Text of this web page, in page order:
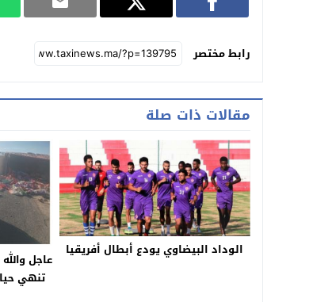
رابط مختصر
مقالات ذات صلة
الوداد البيضاوي يودع أبطال أفريقيا
عاجل